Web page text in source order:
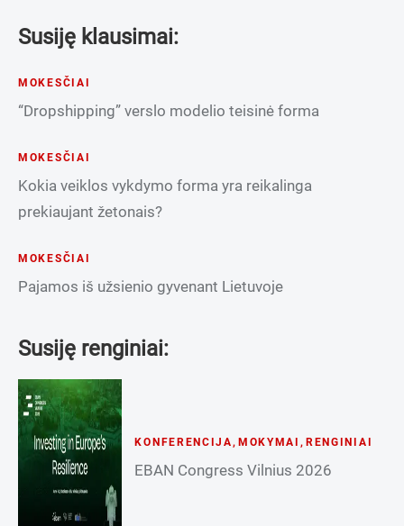
Susiję klausimai:
MOKESČIAI
“Dropshipping” verslo modelio teisinė forma
MOKESČIAI
Kokia veiklos vykdymo forma yra reikalinga
prekiaujant žetonais?
MOKESČIAI
Pajamos iš užsienio gyvenant Lietuvoje
Susiję renginiai:
KONFERENCIJA , MOKYMAI , RENGINIAI
EBAN Congress Vilnius 2026